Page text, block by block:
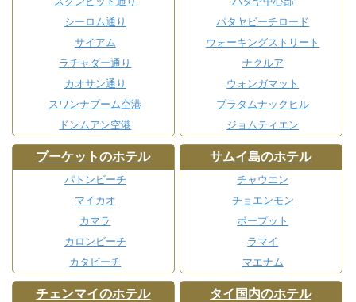
シーロム通り
サイアム
ラチャダー通り
カオサン通り
スワンナプーム空港
ドンムアン空港
パタヤビーチロード
ウォーキングストリート
ナクルア
ウォンガマット
プラタムナックヒル
ジョムティエン
プーケットのホテル
パトンビーチ
マイカオ
カマラ
カロンビーチ
カタビーチ
サムイ島のホテル
チャウエン
チョエンモン
ボープット
ラマイ
マエナム
チェンマイのホテル タイ国内のホテル